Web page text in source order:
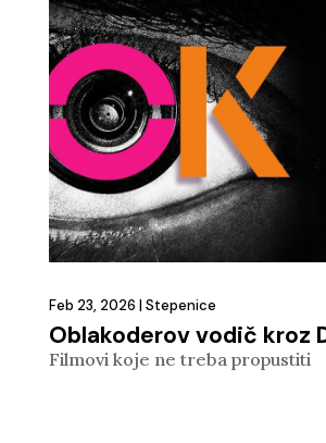
Oblakoderov vodič kroz
Feb 23, 2026 | Stepenice
Filmovi koje ne treba propustiti